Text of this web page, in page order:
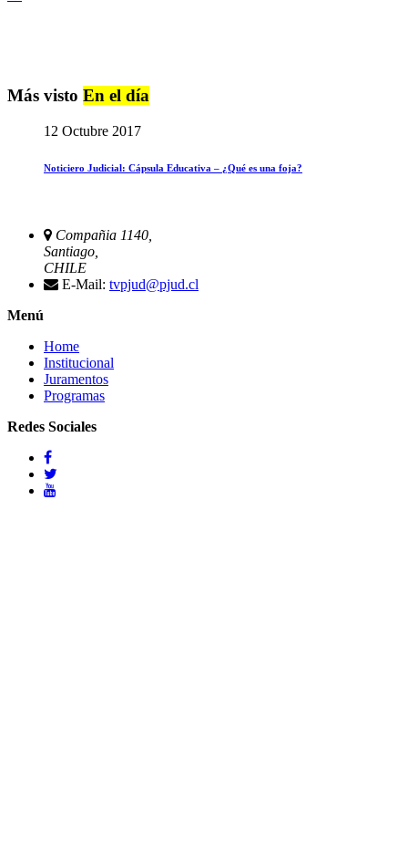
Más visto En el día
12 Octubre 2017
Noticiero Judicial: Cápsula Educativa – ¿Qué es una foja?
Compañia 1140,
Santiago,
CHILE
E-Mail: tvpjud@pjud.cl
Menú
Home
Institucional
Juramentos
Programas
Redes Sociales